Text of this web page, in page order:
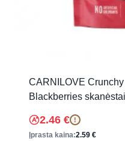
CARNILOVE
Blackberries
2.46 € !
Įprasta kaina:2.59 €